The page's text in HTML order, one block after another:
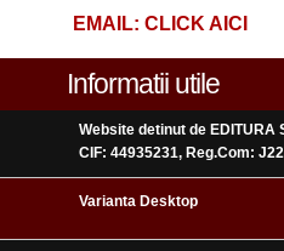
EMAIL: CLICK AICI
Informatii utile
Website detinut de EDITURA
CIF: 44935231, Reg.Com:
Varianta Desktop